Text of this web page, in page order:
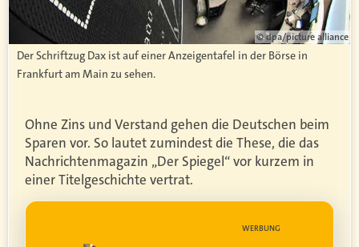
© dpa/picture alliance
Der Schriftzug Dax ist auf einer Anzeigentafel in der Börse in
Frankfurt am Main zu sehen.
Ohne Zins und Verstand gehen die Deutschen beim
Sparen vor. So lautet zumindest die These, die das
Nachrichtenmagazin „Der Spiegel“ vor kurzem in
einer Titelgeschichte vertrat.
WERBUNG